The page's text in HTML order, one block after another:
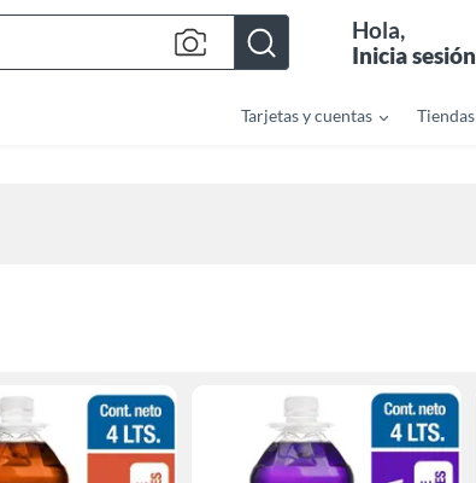
Hola,
Inicia sesión
Tarjetas y cuentas Tiendas